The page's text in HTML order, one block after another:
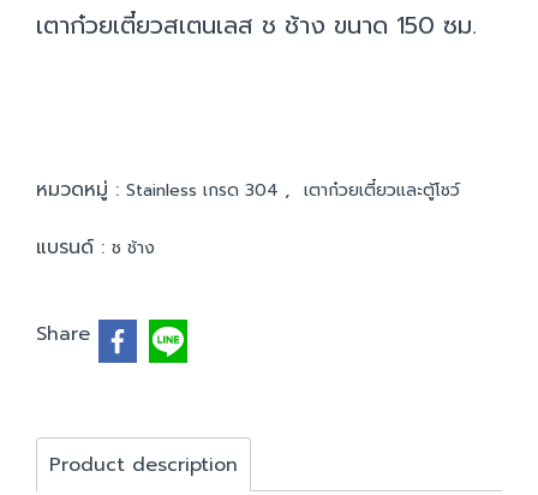
เตาก๋วยเตี๋ยวสเตนเลส ช ช้าง ขนาด 150 ซม.
หมวดหมู่ : Stainless เกรด 304 , เตาก๋วยเตี๋ยวและตู้โชว์
แบรนด์ : ช ช้าง
Share
Product description